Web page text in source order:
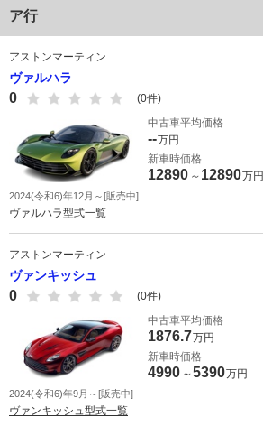
ア行
アストンマーティン
ヴァルハラ
0
(0件)
中古車平均価格
--万円
新車時価格
12890 ～ 12890万円
2024(令和6)年12月～[販売中]
ヴァルハラ型式一覧
アストンマーティン
ヴァンキッシュ
0
(0件)
中古車平均価格
1876.7万円
新車時価格
4990 ～5390万円
2024(令和6)年9月～[販売中]
ヴァンキッシュ型式一覧